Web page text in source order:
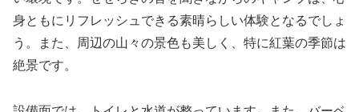
身ともにリフレッシュできる素晴らしい体験となるでしょ
う。また、周辺の山々の景色も美しく、特に紅葉の季節は
絶景です。